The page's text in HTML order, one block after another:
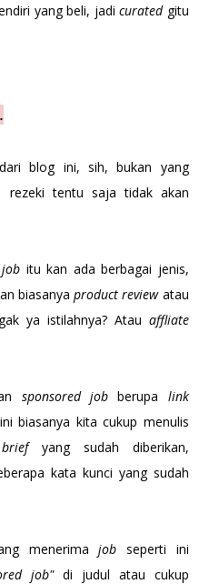
yang beli, jadicurated gitu
blog ini, sih, bukan yang
rezeki tentu saja tidak akan
itu kan ada berbagai jenis,
biasanyaproduct review atau
ya istilahnya? Atau affliate
sponsored jobberupa link
biasanya kita cukup menulis
brief yang sudah diberikan,
kata kunci yang sudah
menerimajobseperti ini
job" di judul atau cukup